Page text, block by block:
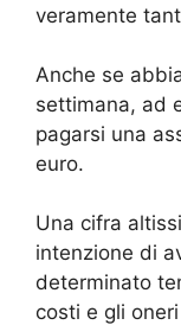
veramente
Anche se
settimana, ad
pagarsi una
euro.
Una cifra
intenzione di
determinato
costi e gli